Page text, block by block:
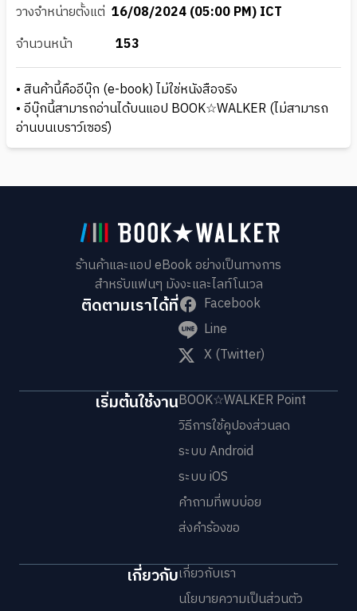
วางจำหน่ายตั้งแต่ 16/08/2024 (05:00 PM) ICT
จำนวนหน้า
153
• สินค้านี้คืออีบุ๊ก (e-book) ไม่ใช่หนังสือจริง
• อีบุ๊กนี้สามารถอ่านได้บนแอป BOOK☆WALKER (ไม่สามารถ
อ่านบนเบราว์เซอร์)
ร้านค้าและแอป eBook อย่างเป็นทางการ
สำหรับแฟนๆ มังงะและไลท์โนเวล
ติดตามเราได้ที่
Facebook
Line
X (Twitter)
เริ่มต้นใช้งานBOOK☆WALKER Point
วิธีการใช้คูปองส่วนลด
ระบบ Android
ระบบ iOS
คำถามที่พบบ่อย
ส่งคำร้องขอ
เกี่ยวกับเกี่ยวกับเรา
นโยบายความเป็นส่วนตัว